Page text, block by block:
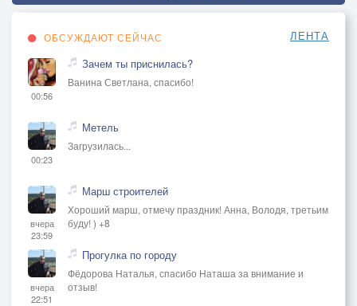
ОБСУЖДАЮТ СЕЙЧАС ЛЕНТА
00:56
Зачем ты приснилась?
Ванина Светлана, спасибо!
00:23
Метель
Загрузилась...
вчера
23:59
Марш строителей
Хороший марш, отмечу праздник! Анна, Володя, третьим
буду! ) +8
вчера
22:51
Прогулка по городу
Фёдорова Наталья, спасибо Наташа за внимание и
отзыв!